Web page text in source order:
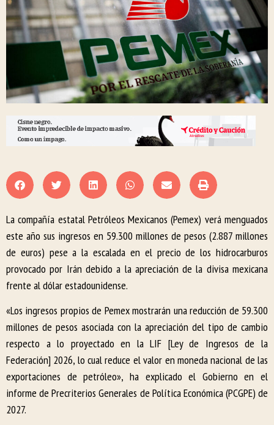
La compañía estatal Petróleos Mexicanos (Pemex) verá menguados
este año sus ingresos en 59.300 millones de pesos (2.887 millones
de euros) pese a la escalada en el precio de los hidrocarburos
provocado por Irán debido a la apreciación de la divisa mexicana
frente al dólar estadounidense.
«Los ingresos propios de Pemex mostrarán una reducción de 59.300
millones de pesos asociada con la apreciación del tipo de cambio
respecto a lo proyectado en la LIF [Ley de Ingresos de la
Federación] 2026, lo cual reduce el valor en moneda nacional de las
exportaciones de petróleo», ha explicado el Gobierno en el
informe de Precriterios Generales de Política Económica (PCGPE) de
2027.